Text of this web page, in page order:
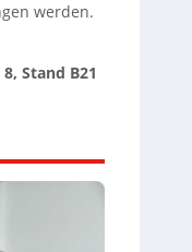
werden.
Stand B21